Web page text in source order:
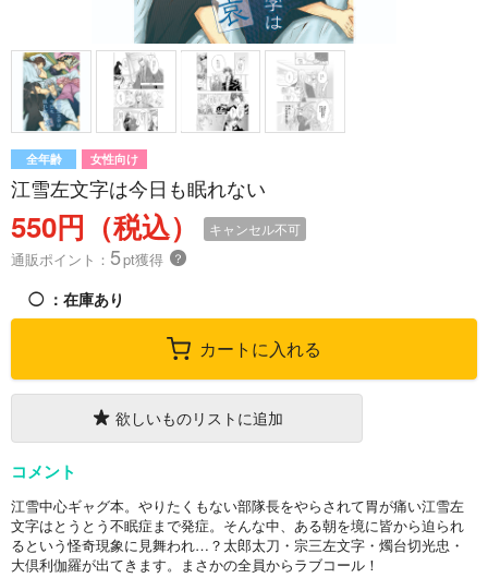
全年齢 女性向け
江雪左文字は今日も眠れない
550円（税込） キャンセル不可
通販ポイント： 5pt獲得 ？
◯ ：在庫あり
カートに入れる
欲しいものリストに追加
コメント
江雪中心ギャグ本。やりたくもない部隊長をやらされて胃が痛い江雪左
文字はとうとう不眠症まで発症。そんな中、ある朝を境に皆から迫られ
るという怪奇現象に見舞われ…？太郎太刀・宗三左文字・燭台切光忠・
大倶利伽羅が出てきます。まさかの全員からラブコール！